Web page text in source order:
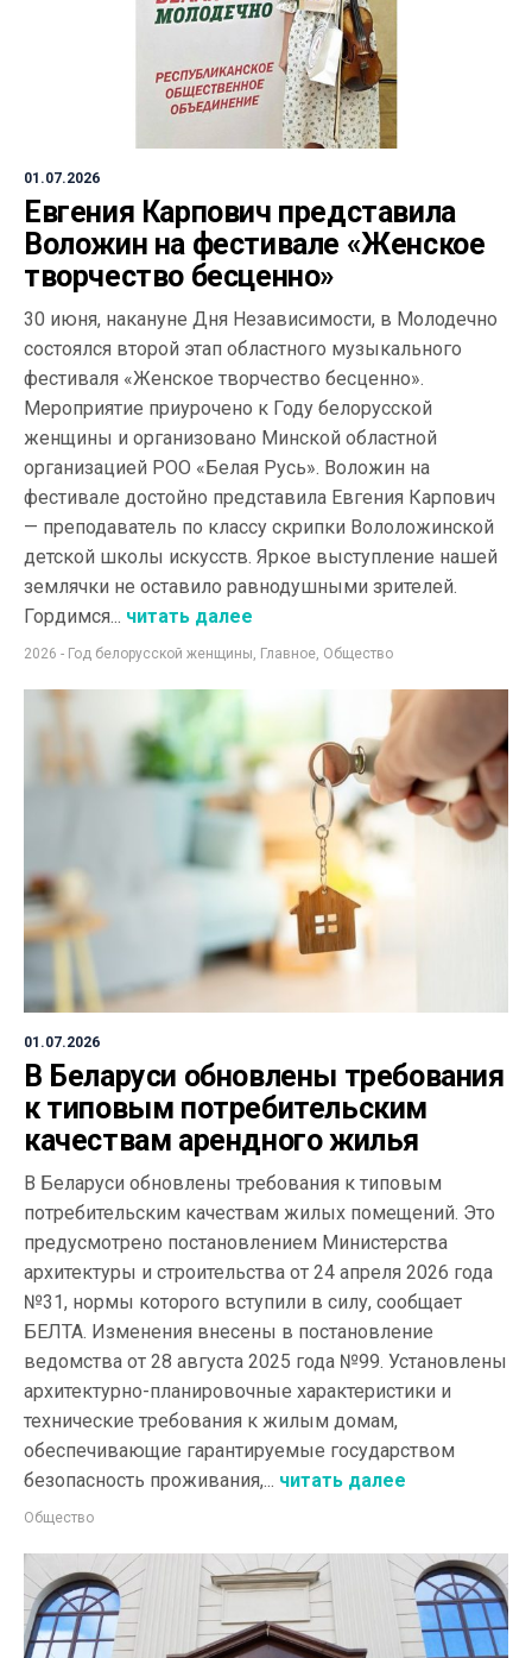
01.07.2026
Евгения Карпович представила
Воложин на фестивале «Женское
творчество бесценно»
30 июня, накануне Дня Независимости, в Молодечно
состоялся второй этап областного музыкального
фестиваля «Женское творчество бесценно».
Мероприятие приурочено к Году белорусской
женщины и организовано Минской областной
организацией РОО «Белая Русь». Воложин на
фестивале достойно представила Евгения Карпович
— преподаватель по классу скрипки Вололожинской
детской школы искусств. Яркое выступление нашей
землячки не оставило равнодушными зрителей.
Гордимся... читать далее
2026 - Год белорусской женщины, Главное, Общество
01.07.2026
В Беларуси обновлены требования
к типовым потребительским
качествам арендного жилья
В Беларуси обновлены требования к типовым
потребительским качествам жилых помещений. Это
предусмотрено постановлением Министерства
архитектуры и строительства от 24 апреля 2026 года
№31, нормы которого вступили в силу, сообщает
БЕЛТА. Изменения внесены в постановление
ведомства от 28 августа 2025 года №99. Установлены
архитектурно-планировочные характеристики и
технические требования к жилым домам,
обеспечивающие гарантируемые государством
безопасность проживания,... читать далее
Общество